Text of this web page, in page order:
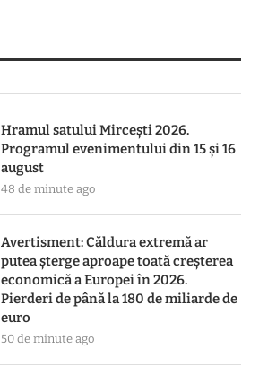
Hramul satului Mircești 2026.
Programul evenimentului din 15 și 16
august
48 de minute ago
Avertisment: Căldura extremă ar
putea șterge aproape toată creșterea
economică a Europei în 2026.
Pierderi de până la 180 de miliarde de
euro
50 de minute ago